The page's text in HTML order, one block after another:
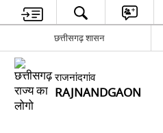
छत्तीसगढ़ शासन
राजनांदगांव
RAJNANDGAON